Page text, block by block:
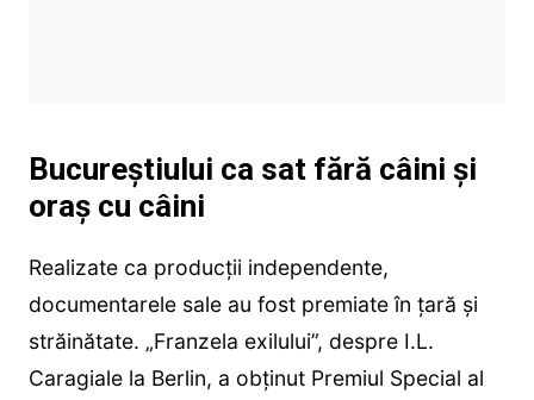
Bucureştiului ca sat fără câini şi
oraş cu câini
Realizate ca producţii independente,
documentarele sale au fost premiate în ţară şi
străinătate. „Franzela exilului”, despre I.L.
Caragiale la Berlin, a obţinut Premiul Special al